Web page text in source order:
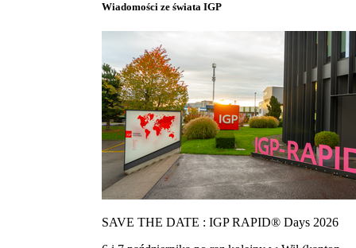
Wiadomości ze świata IGP
SAVE THE DATE : IGP RAPID® Days 2026